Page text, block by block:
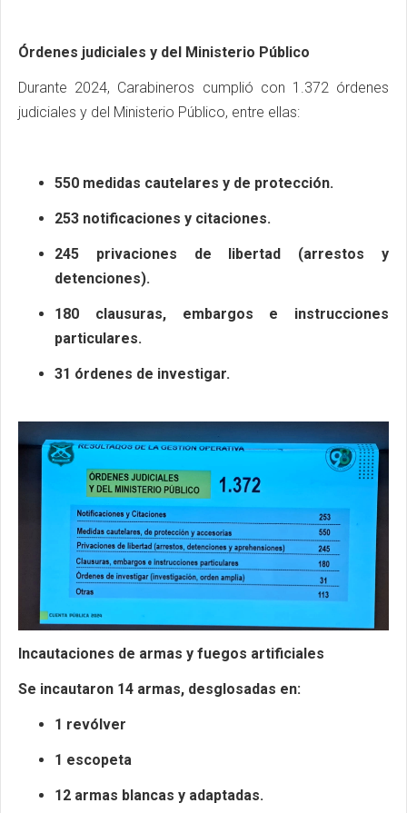
Órdenes judiciales y del Ministerio Público
Durante 2024, Carabineros cumplió con 1.372 órdenes
judiciales y del Ministerio Público, entre ellas:
550 medidas cautelares y de protección.
253 notificaciones y citaciones.
245 privaciones de libertad (arrestos y
detenciones).
180 clausuras, embargos e instrucciones
particulares.
31 órdenes de investigar.
Incautaciones de armas y fuegos artificiales
Se incautaron 14 armas, desglosadas en:
1 revólver
1 escopeta
12 armas blancas y adaptadas.